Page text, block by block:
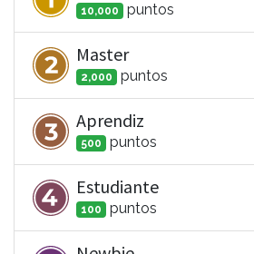
10,000 puntos
Master
2,000 puntos
Aprendiz
500 puntos
Estudiante
100 puntos